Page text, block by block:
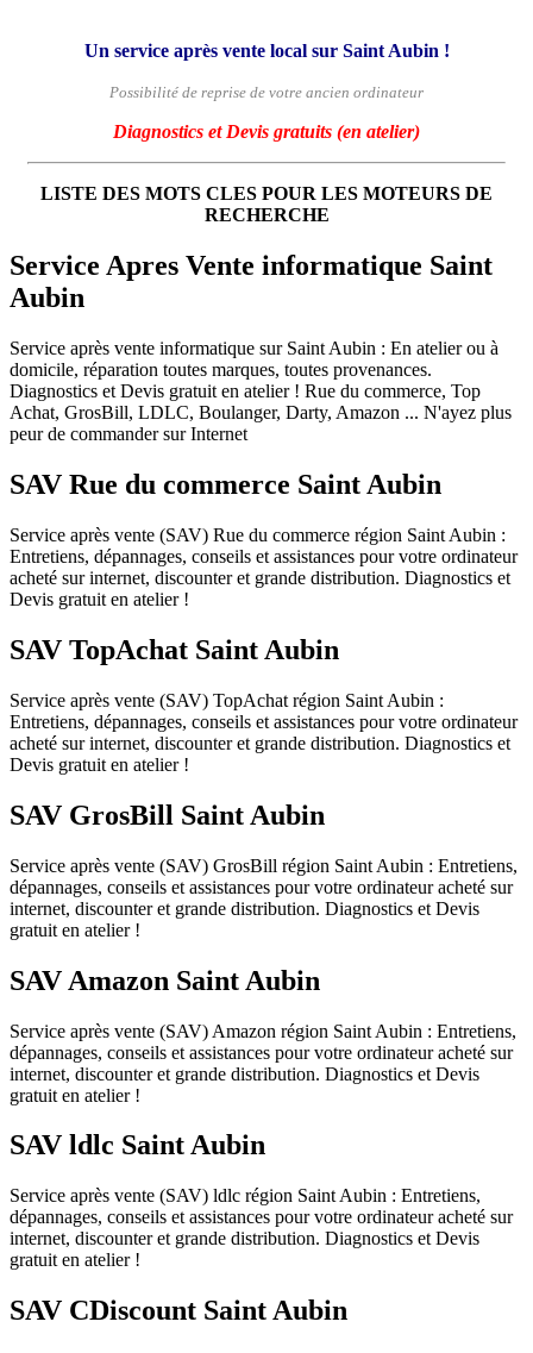
Un service après vente local sur Saint Aubin !
Possibilité de reprise de votre ancien ordinateur
Diagnostics et Devis gratuits (en atelier)
LISTE DES MOTS CLES POUR LES MOTEURS DE
RECHERCHE
Service Apres Vente informatique Saint
Aubin
Service après vente informatique sur Saint Aubin : En atelier ou à
domicile, réparation toutes marques, toutes provenances.
Diagnostics et Devis gratuit en atelier ! Rue du commerce, Top
Achat, GrosBill, LDLC, Boulanger, Darty, Amazon ... N'ayez plus
peur de commander sur Internet
SAV Rue du commerce Saint Aubin
Service après vente (SAV) Rue du commerce région Saint Aubin :
Entretiens, dépannages, conseils et assistances pour votre ordinateur
acheté sur internet, discounter et grande distribution. Diagnostics et
Devis gratuit en atelier !
SAV TopAchat Saint Aubin
Service après vente (SAV) TopAchat région Saint Aubin :
Entretiens, dépannages, conseils et assistances pour votre ordinateur
acheté sur internet, discounter et grande distribution. Diagnostics et
Devis gratuit en atelier !
SAV GrosBill Saint Aubin
Service après vente (SAV) GrosBill région Saint Aubin : Entretiens,
dépannages, conseils et assistances pour votre ordinateur acheté sur
internet, discounter et grande distribution. Diagnostics et Devis
gratuit en atelier !
SAV Amazon Saint Aubin
Service après vente (SAV) Amazon région Saint Aubin : Entretiens,
dépannages, conseils et assistances pour votre ordinateur acheté sur
internet, discounter et grande distribution. Diagnostics et Devis
gratuit en atelier !
SAV ldlc Saint Aubin
Service après vente (SAV) ldlc région Saint Aubin : Entretiens,
dépannages, conseils et assistances pour votre ordinateur acheté sur
internet, discounter et grande distribution. Diagnostics et Devis
gratuit en atelier !
SAV CDiscount Saint Aubin